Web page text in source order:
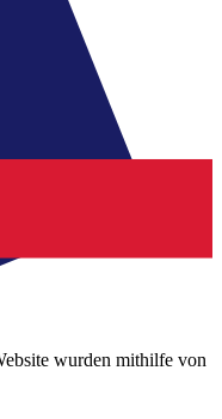
wurden mithilfe von